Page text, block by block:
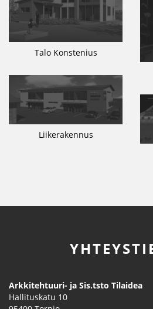
Talo Konstenius
Liikerakennus
Arkkitehtuuri- ja Sis.tsto Tilaidea
Hallituskatu 10